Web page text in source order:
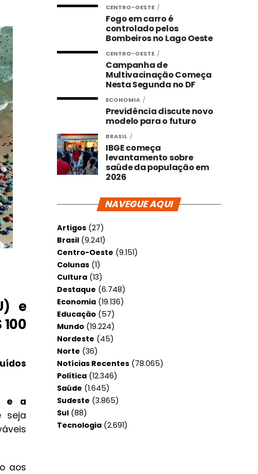
e
e a
aos
CENTRO-OESTE
Fogo em carro é
controlado pelos
Bombeiros no Lago Oeste
CENTRO-OESTE
Campanha de
Multivacinação Começa
Nesta Segunda no DF
ECONOMIA
Previdência discute novo
modelo para o futuro
BRASIL
IBGE começa
levantamento sobre
saúde da população em
2026
NAVEGUE AQUI
Artigos (27)
Brasil (9.241)
Centro-Oeste (9.151)
Colunas (1)
Cultura (13)
Destaque (6.748)
Economia (19.136)
Educação (57)
Mundo (19.224)
Nordeste (45)
Norte (36)
Notícias Recentes (78.065)
Política (12.346)
Saúde (1.645)
Sudeste (3.865)
Sul (88)
Tecnologia (2.691)